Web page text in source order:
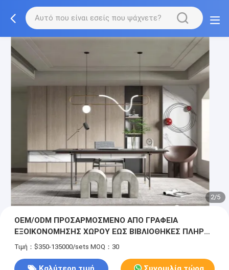
3/5
OEM/ODM ΠΡΟΣΑΡΜΟΣΜΕΝΟ ΑΠΟ ΓΡΑΦΕΙΑ
ΕΞΟΙΚΟΝΟΜΗΣΗΣ ΧΩΡΟΥ ΕΩΣ ΒΙΒΛΙΟΘΗΚΕΣ ΠΛΗΡΟΥ
ΤΟΙΧΟΥ, ΜΕ ΟΙΚΟΛΟΓΙΚΑ ΜΑΣΙΦ ΞΥΛΟ ΚΑΙ ΠΕΤΡΑ
Τιμή：$350-135000/sets MOQ：30